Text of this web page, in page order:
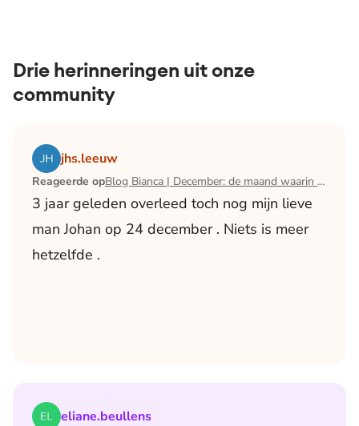
Drie herinneringen uit onze
community
jhs.leeuw
Reageerde op Blog Bianca | December: de maand waarin ik mijn man verloor
3 jaar geleden overleed toch nog mijn lieve
man Johan op 24 december . Niets is meer
hetzelfde .
Lees het artikel Blog Bianca | December: de maand
eliane.beullens
Lees het artikel Blog Jurgen | Al 9 jaar hetzelfde